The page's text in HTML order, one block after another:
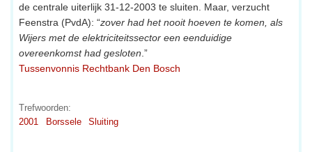
de centrale uiterlijk 31-12-2003 te sluiten. Maar, verzucht
Feenstra (PvdA): “zover had het nooit hoeven te komen, als
Wijers met de elektriciteitssector een eenduidige
overeenkomst had gesloten .”
Tussenvonnis Rechtbank Den Bosch
Trefwoorden:
2001
Borssele Sluiting